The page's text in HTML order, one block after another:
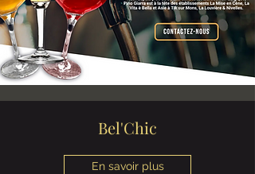
.
Bel'Chic
En savoir plus